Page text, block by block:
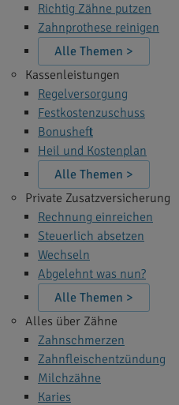
Richtig Zähne putzen
Zahnprothese reinigen
Alle Themen >
Kassenleistungen
Regelversorgung
Festkostenzuschuss
Bonusheft
Heil und Kostenplan
Alle Themen >
Private Zusatzversicherung
Rechnung einreichen
Steuerlich absetzen
Wechseln
Abgelehnt was nun?
Alle Themen >
Alles über Zähne
Zahnschmerzen
Zahnfleischentzündung
Milchzähne
Karies